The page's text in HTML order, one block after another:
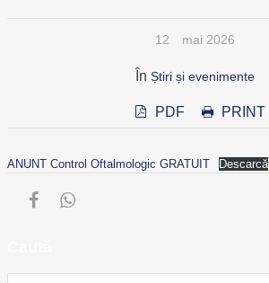
12 mai 2026
În Știri și evenimente
PDF PRINT
ANUNT Control Oftalmologic GRATUIT Descarcă